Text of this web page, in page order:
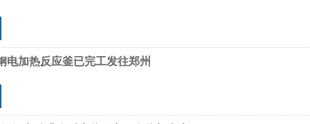
电加热反应釜已完工发往郑州